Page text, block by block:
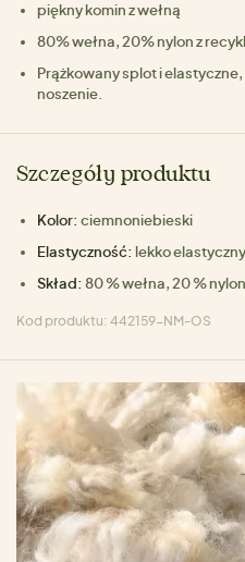
piękny komin z wełną
80% wełna, 20% nylon z
Prążkowany splot i
noszenie.
Szczegóły produktu
Kolor: ciemnoniebieski
Elastyczność: lekko elastyczny
Skład: 80 % wełna, 20 %
Kod produktu: 442159-NM-OS